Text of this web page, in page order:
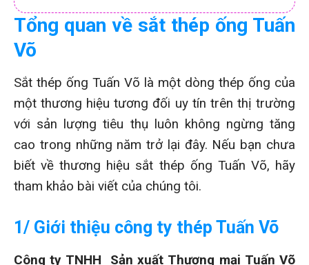
Tổng quan về sắt thép ống Tuấn
Võ
Sắt thép ống Tuấn Võ là một dòng thép ống của
một thương hiệu tương đối uy tín trên thị trường
với sản lượng tiêu thụ luôn không ngừng tăng
cao trong những năm trở lại đây. Nếu bạn chưa
biết về thương hiệu sắt thép ống Tuấn Võ, hãy
tham khảo bài viết của chúng tôi.
1/ Giới thiệu công ty thép Tuấn Võ
Công ty TNHH Sản xuất Thương mại Tuấn Võ